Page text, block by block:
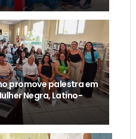
promove palestra em
Negra, Latino-